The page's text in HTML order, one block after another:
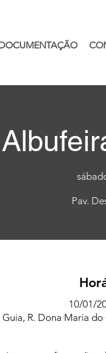
10/01/
Guia, R. Dona Maria